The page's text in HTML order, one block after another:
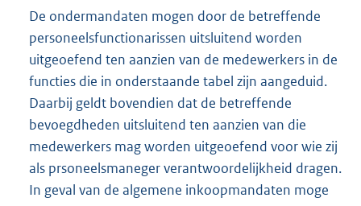
De ondermandaten mogen door de betreffende
personeelsfunctionarissen uitsluitend worden
uitgeoefend ten aanzien van de medewerkers in de
functies die in onderstaande tabel zijn aangeduid.
Daarbij geldt bovendien dat de betreffende
bevoegdheden uitsluitend ten aanzien van die
medewerkers mag worden uitgeoefend voor wie zij
als prsoneelsmaneger verantwoordelijkheid dragen.
In geval van de algemene inkoopmandaten moge